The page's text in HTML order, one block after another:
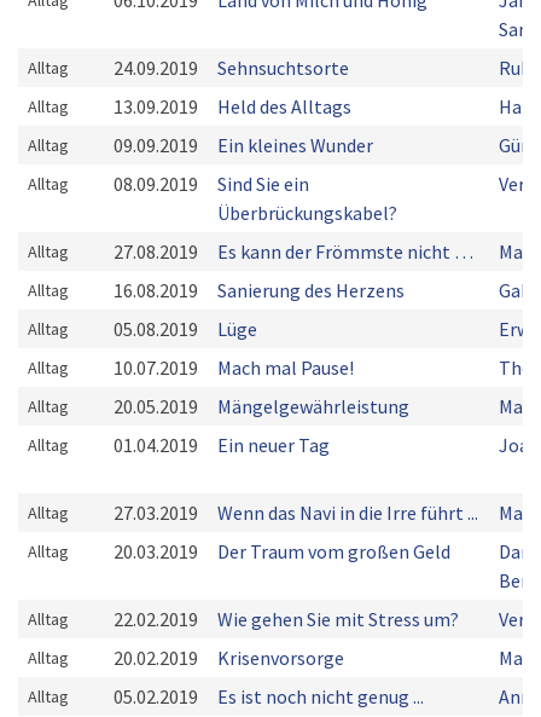
Alltag 24.09.2019 Sehnsuchtsorte
Alltag 13.09.2019 Held des Alltags
Alltag 09.09.2019 Ein kleines Wunder
Alltag 08.09.2019
Sind Sie ein
Überbrückungskabel?
Alltag 27.08.2019 Es kann der Frömmste nicht …
Alltag 16.08.2019 Sanierung des Herzens
Alltag 05.08.2019 Lüge
Alltag 10.07.2019 Mach mal Pause!
Alltag 20.05.2019 Mängelgewährleistung
Alltag 01.04.2019 Ein neuer Tag
Alltag 27.03.2019 Wenn das Navi in die Irre führt ...
Alltag 20.03.2019 Der Traum vom großen Geld
Alltag 22.02.2019 Wie gehen Sie mit Stress um?
Alltag 20.02.2019 Krisenvorsorge
Alltag 05.02.2019 Es ist noch nicht genug ...